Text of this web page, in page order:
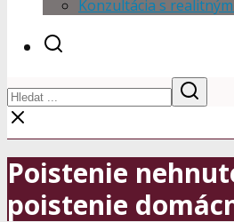
Konzultácia s
Poistenie
poistenie